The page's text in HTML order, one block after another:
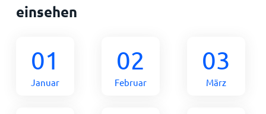
einsehen
01
Januar
02
Februar
03
März